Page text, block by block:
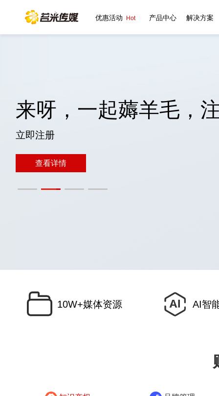
优惠活动 Hot 产品中心 解决方案
来呀，一起薅羊毛，
立即注册
查看详情
10W+媒体资源 AI智